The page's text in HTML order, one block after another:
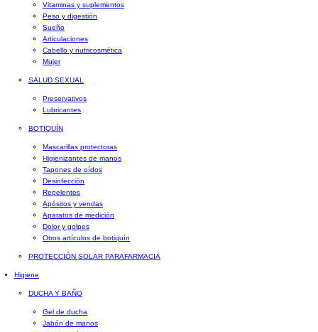
Vitaminas y suplementos
Peso y digestión
Sueño
Articulaciones
Cabello y nutricosmética
Mujer
SALUD SEXUAL
Preservativos
Lubricantes
BOTIQUÍN
Mascarillas protectoras
Higienizantes de manos
Tapones de oídos
Desinfección
Repelentes
Apósitos y vendas
Aparatos de medición
Dolor y golpes
Otros artículos de botiquín
PROTECCIÓN SOLAR PARAFARMACIA
Higiene
DUCHA Y BAÑO
Gel de ducha
Jabón de manos